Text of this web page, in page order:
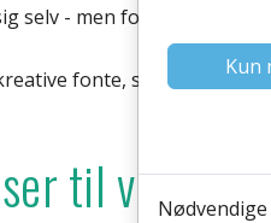
Kun
Nødvendige
selv - men fonte der ligner
fonte, som ofte ikke
til